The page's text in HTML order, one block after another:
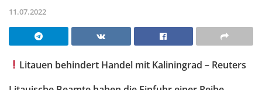
11.07.2022
Litauen behindert Handel mit Kaliningrad – Reuters